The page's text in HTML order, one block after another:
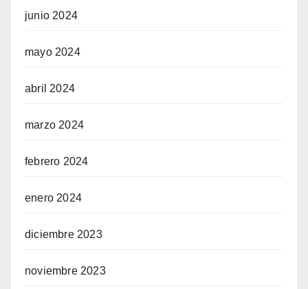
junio 2024
mayo 2024
abril 2024
marzo 2024
febrero 2024
enero 2024
diciembre 2023
noviembre 2023